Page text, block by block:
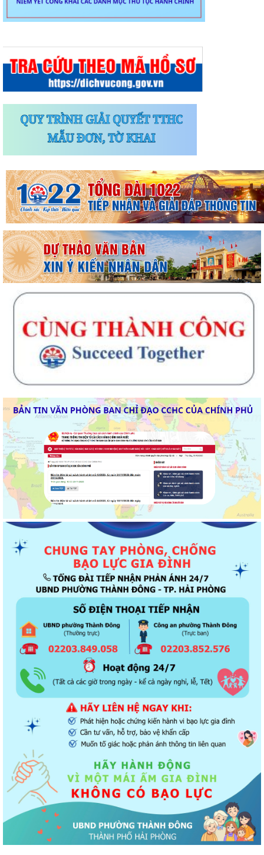
Thông báo về chương trình thu hồi để kiểm tra, khắc phục sự cố các
dòng xe mô tô Honda CB1000...
Kết quả Kỳ họp thứ 3 HĐND thành phố Hải Phòng khóa XIV, nhiệm kỳ
2021 - 2026
Khai thác tài liệu số và Chatbox AI trợi giúp pháp luật
Đẩy mạnh tuyên truyền thực hiện Chương trình hành động của Thành
ủy về xây dựng và hoàn thiện nhà...
Tăng cường các giải pháp đấu tranh, ngăn chặn và xử lý hành vi xâm
phạm quyền sở hữu trí tuệ trên...
Ủy ban nhân dân phường Thành Đông thông báo về việc chấm dứt
hoạt động kinh doanh tại Chợ tạm Chi...
Đảng ủy phường Thành Đông đẩy mạnh tuyên truyền, thực hiện Nghị
quyết số 27-NQ/TW về xây dựng và...
Phường Thành Đông tăng cương phân loại chất thải rắn sinh hoạt tại
nguồn: Hành động nhỏ, ý nghĩa...